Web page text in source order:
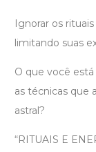
Ignorar os
limitando suas
O que você
as técnicas que
astral?
“RITUAIS E